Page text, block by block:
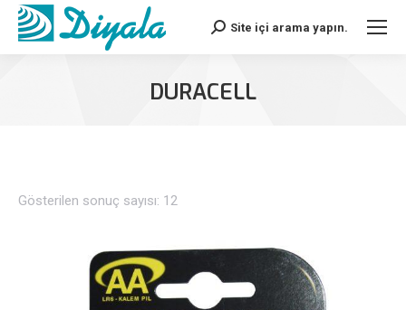
Search:Site içi arama yapın.
DURACELL
Gösterilen sonuç sayısı: 12